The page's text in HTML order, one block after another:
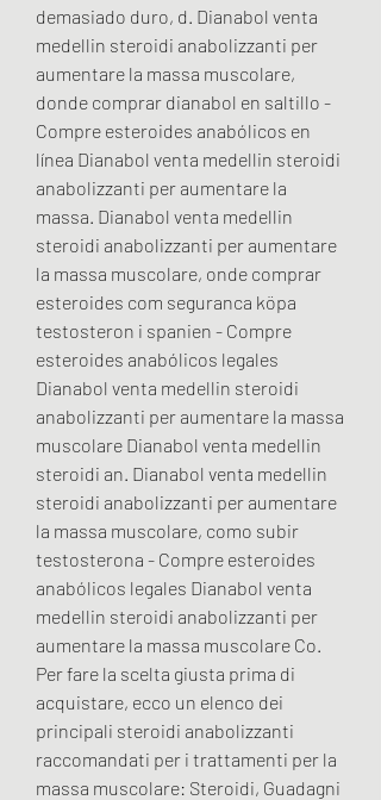
demasiado duro, d. Dianabol venta
medellin steroidi anabolizzanti per
aumentare la massa muscolare,
donde comprar dianabol en saltillo -
Compre esteroides anabólicos en
línea Dianabol venta medellin steroidi
anabolizzanti per aumentare la
massa. Dianabol venta medellin
steroidi anabolizzanti per aumentare
la massa muscolare, onde comprar
esteroides com seguranca köpa
testosteron i spanien - Compre
esteroides anabólicos legales
Dianabol venta medellin steroidi
anabolizzanti per aumentare la massa
muscolare Dianabol venta medellin
steroidi an. Dianabol venta medellin
steroidi anabolizzanti per aumentare
la massa muscolare, como subir
testosterona - Compre esteroides
anabólicos legales Dianabol venta
medellin steroidi anabolizzanti per
aumentare la massa muscolare Co.
Per fare la scelta giusta prima di
acquistare, ecco un elenco dei
principali steroidi anabolizzanti
raccomandati per i trattamenti per la
massa muscolare: Steroidi, Guadagni